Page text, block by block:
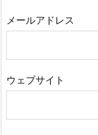
メールアドレス
ウェブサイト